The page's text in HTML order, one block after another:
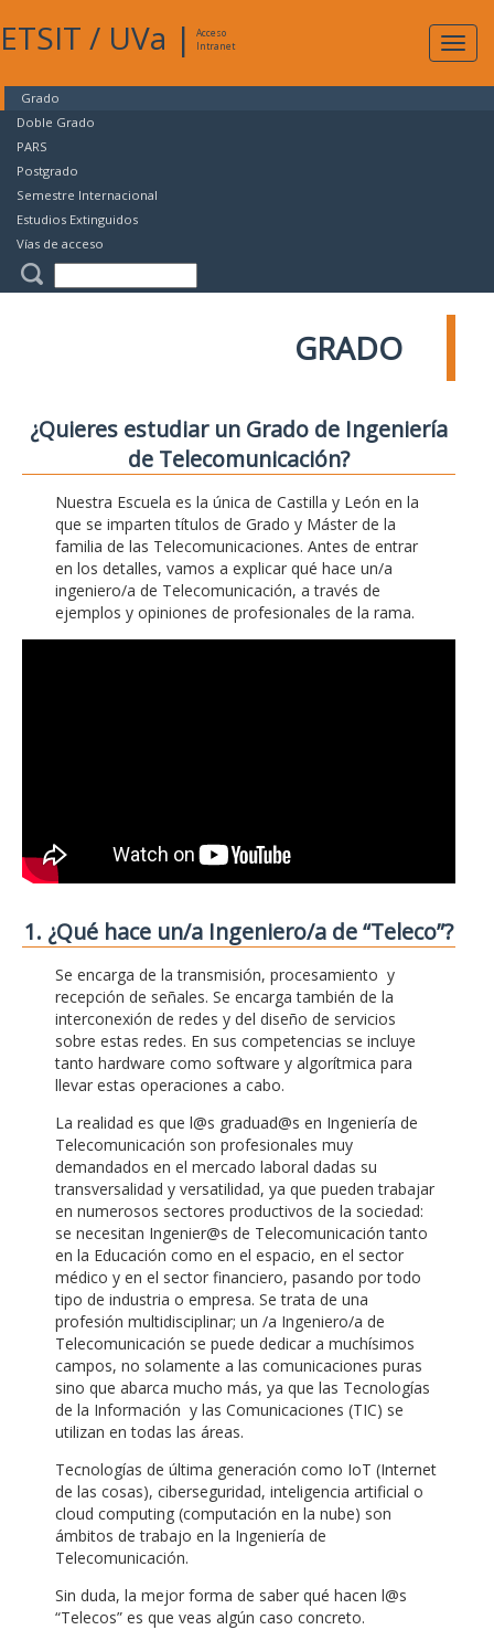
ETSIT / UVa |
Acceso
Intranet
Grado
Doble Grado
PARS
Postgrado
Semestre Internacional
Estudios Extinguidos
Vías de acceso
GRADO
¿Quieres estudiar un Grado de Ingeniería
de Telecomunicación?
Nuestra Escuela es la única de Castilla y León en la
que se imparten títulos de Grado y Máster de la
familia de las Telecomunicaciones. Antes de entrar
en los detalles, vamos a explicar qué hace un/a
ingeniero/a de Telecomunicación, a través de
ejemplos y opiniones de profesionales de la rama.
1. ¿Qué hace un/a Ingeniero/a de “Teleco”?
Se encarga de la transmisión, procesamiento y
recepción de señales. Se encarga también de la
interconexión de redes y del diseño de servicios
sobre estas redes. En sus competencias se incluye
tanto hardware como software y algorítmica para
llevar estas operaciones a cabo.
La realidad es que l@s graduad@s en Ingeniería de
Telecomunicación son profesionales muy
demandados en el mercado laboral dadas su
transversalidad y versatilidad, ya que pueden trabajar
en numerosos sectores productivos de la sociedad:
se necesitan Ingenier@s de Telecomunicación tanto
en la Educación como en el espacio, en el sector
médico y en el sector financiero, pasando por todo
tipo de industria o empresa. Se trata de una
profesión multidisciplinar; un /a Ingeniero/a de
Telecomunicación se puede dedicar a muchísimos
campos, no solamente a las comunicaciones puras
sino que abarca mucho más, ya que las Tecnologías
de la Información y las Comunicaciones (TIC) se
utilizan en todas las áreas.
Tecnologías de última generación como IoT (Internet
de las cosas), ciberseguridad, inteligencia artificial o
cloud computing (computación en la nube) son
ámbitos de trabajo en la Ingeniería de
Telecomunicación.
Sin duda, la mejor forma de saber qué hacen l@s
“Telecos” es que veas algún caso concreto.